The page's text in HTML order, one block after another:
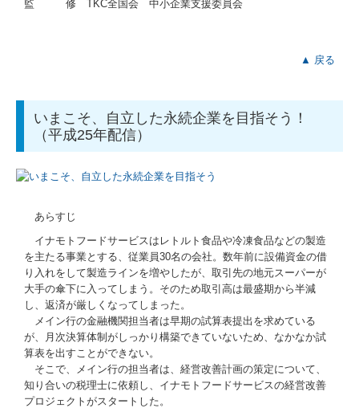
監 修 TKC全国会 中小企業支援委員会
▲ 戻る
いまこそ、自立した永続企業を目指そう！
（平成25年配信）
あらすじ
イナモトフードサービスはレトルト食品や冷凍食品などの製造
を主たる事業とする、従業員30名の会社。数年前に設備資金の借
り入れをして製造ラインを増やしたが、取引先の地元スーパーが
大手の傘下に入ってしまう。そのため取引高は最盛期から半減
し、返済が厳しくなってしまった。
メイン行の金融機関担当者は早期の試算表提出を求めている
が、月次決算体制がしっかり構築できていないため、なかなか試
算表を出すことができない。
そこで、メイン行の担当者は、経営改善計画の策定について、
知り合いの税理士に依頼し、イナモトフードサービスの経営改善
プロジェクトがスタートした。